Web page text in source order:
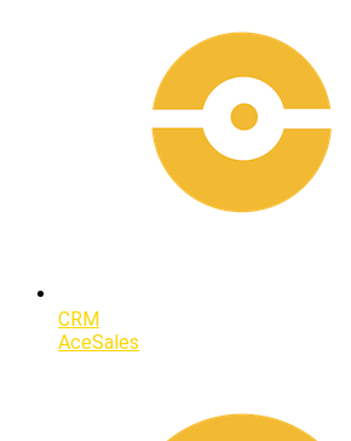
CRM
AceSales